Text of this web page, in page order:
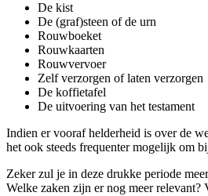
De kist
De (graf)steen of de urn
Rouwboeket
Rouwkaarten
Rouwvervoer
Zelf verzorgen of laten verzorgen
De koffietafel
De uitvoering van het testament
Indien er vooraf helderheid is over de
het ook steeds frequenter mogelijk om
Zeker zul je in deze drukke periode
Welke zaken zijn er nog meer